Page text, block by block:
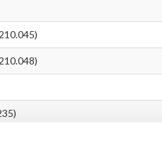
(210.245)